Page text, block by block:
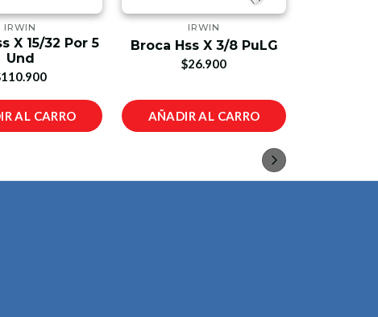
IRWIN
X 15/32 Por 5
Und
AL CARRO
IRWIN
Broca Hss X 3/8 PuLG
$26.900
AÑADIR AL CARRO